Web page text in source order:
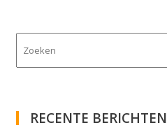
RECENTE BERICHTEN